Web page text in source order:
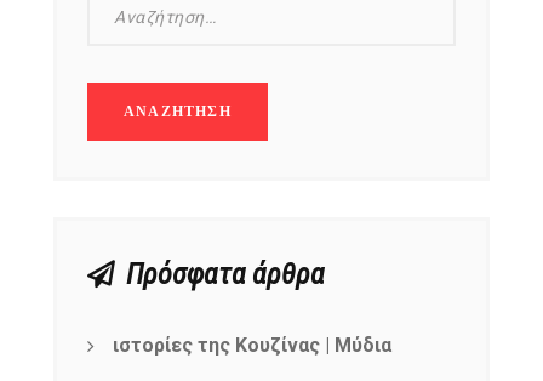
Πρόσφατα άρθρα
ιστορίες της Κουζίνας | Μύδια